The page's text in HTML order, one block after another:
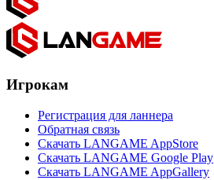
Игрокам
Регистрация для ланнера
Обратная связь
Скачать LANGAME AppStore
Скачать LANGAME Google Play
Скачать LANGAME AppGallery